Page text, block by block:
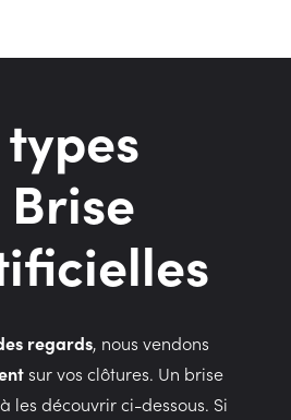
regards, nous vendons
sur vos clôtures. Un brise
les découvrir ci-dessous. Si